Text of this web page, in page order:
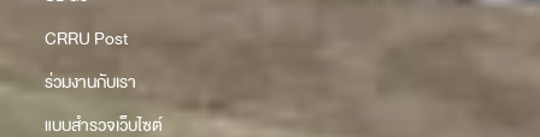
CRRU Post
ร่วมงานกับเรา
แบบสำรวจเว็บไซต์